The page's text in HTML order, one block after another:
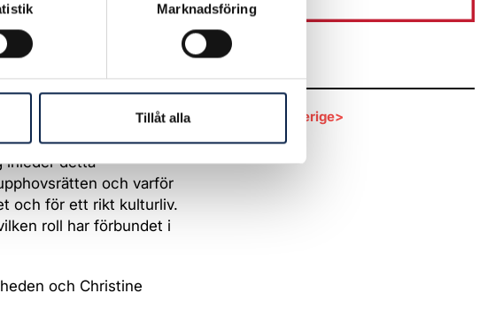
Marknadsföring
Tillåt alla
där varje
om inte alla
inleder detta
och varför
och för ett rikt kulturliv.
roll har förbundet i
och Christine
Länkar
Filmforum Sverige>